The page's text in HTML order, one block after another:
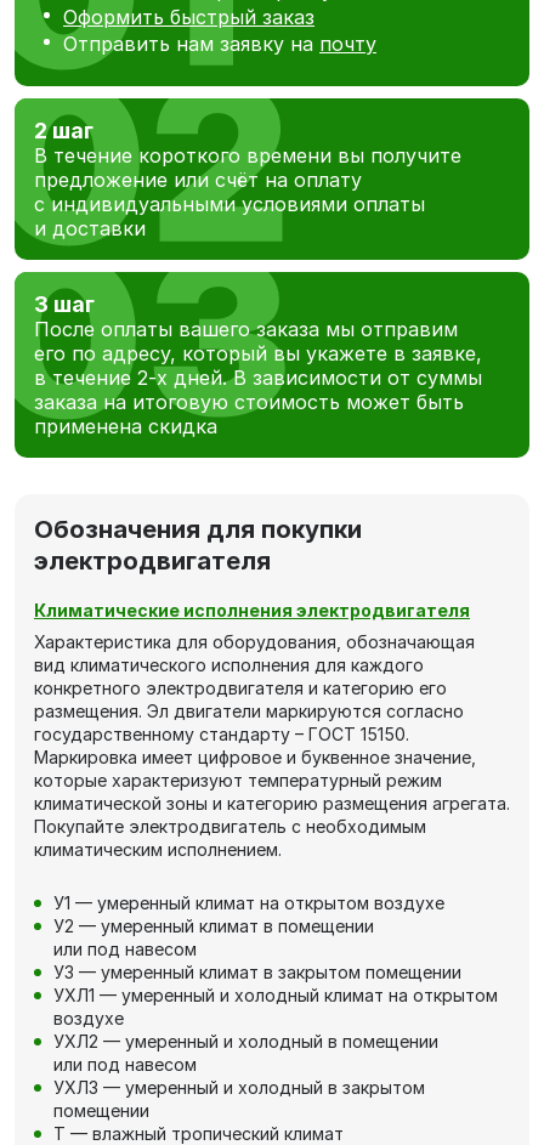
Оформить быстрый заказ
Отправить нам заявку на почту
2 шаг
В течение короткого времени вы получите
предложение или счёт на оплату
с индивидуальными условиями оплаты
и доставки
3 шаг
После оплаты вашего заказа мы отправим
его по адресу, который вы укажете в заявке,
в течение 2-х дней. В зависимости от суммы
заказа на итоговую стоимость может быть
применена скидка
Обозначения для покупки
электродвигателя
Климатические исполнения электродвигателя
Характеристика для оборудования, обозначающая
вид климатического исполнения для каждого
конкретного электродвигателя и категорию его
размещения. Эл двигатели маркируются согласно
государственному стандарту – ГОСТ 15150.
Маркировка имеет цифровое и буквенное значение,
которые характеризуют температурный режим
климатической зоны и категорию размещения агрегата.
Покупайте электродвигатель с необходимым
климатическим исполнением.
У1 — умеренный климат на открытом воздухе
У2 — умеренный климат в помещении
или под навесом
У3 — умеренный климат в закрытом помещении
УХЛ1 — умеренный и холодный климат на открытом
воздухе
УХЛ2 — умеренный и холодный в помещении
или под навесом
УХЛ3 — умеренный и холодный в закрытом
помещении
Т — влажный тропический климат